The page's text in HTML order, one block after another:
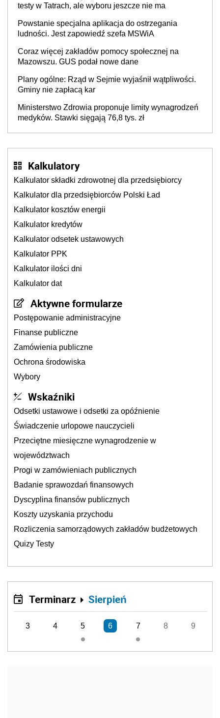
testy w Tatrach, ale wyboru jeszcze nie ma
Powstanie specjalna aplikacja do ostrzegania
ludności. Jest zapowiedź szefa MSWiA
Coraz więcej zakładów pomocy społecznej na
Mazowszu. GUS podał nowe dane
Plany ogólne: Rząd w Sejmie wyjaśnił wątpliwości.
Gminy nie zapłacą kar
Ministerstwo Zdrowia proponuje limity wynagrodzeń
medyków. Stawki sięgają 76,8 tys. zł
Kalkulatory
Kalkulator składki zdrowotnej dla przedsiębiorcy
Kalkulator dla przedsiębiorców Polski Ład
Kalkulator kosztów energii
Kalkulator kredytów
Kalkulator odsetek ustawowych
Kalkulator PPK
Kalkulator ilości dni
Kalkulator dat
Aktywne formularze
Postępowanie administracyjne
Finanse publiczne
Zamówienia publiczne
Ochrona środowiska
Wybory
Wskaźniki
Odsetki ustawowe i odsetki za opóźnienie
Świadczenie urlopowe nauczycieli
Przeciętne miesięczne wynagrodzenie w
województwach
Progi w zamówieniach publicznych
Badanie sprawozdań finansowych
Dyscyplina finansów publicznych
Koszty uzyskania przychodu
Rozliczenia samorządowych zakładów budżetowych
Quizy Testy
Terminarz Sierpień
3 4 5 6 7 8 9